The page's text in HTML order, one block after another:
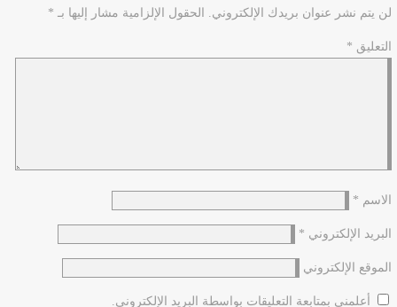
لن يتم نشر عنوان بريدك الإلكتروني. الحقول الإلزامية مشار إليها بـ *
التعليق *
الاسم *
البريد الإلكتروني *
الموقع الإلكتروني
أعلمني بمتابعة التعليقات بواسطة البريد الإلكتروني.